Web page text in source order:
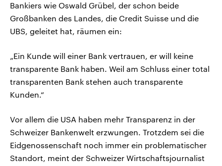
Bankiers wie Oswald Grübel, der schon beide
Großbanken des Landes, die Credit Suisse und die
UBS, geleitet hat, räumen ein:
„Ein Kunde will einer Bank vertrauen, er will keine
transparente Bank haben. Weil am Schluss einer total
transparenten Bank stehen auch transparente
Kunden.“
Vor allem die USA haben mehr Transparenz in der
Schweizer Bankenwelt erzwungen. Trotzdem sei die
Eidgenossenschaft noch immer ein problematischer
Standort, meint der Schweizer Wirtschaftsjournalist